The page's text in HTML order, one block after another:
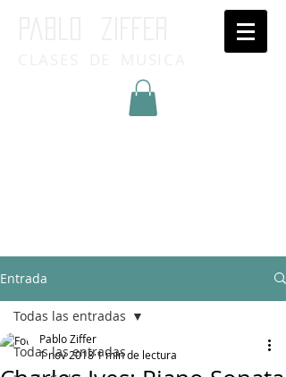
Entrada
Todas las entradas
Todas las entradas
Pablo Ziffer
1 nov 20181 min de lectura